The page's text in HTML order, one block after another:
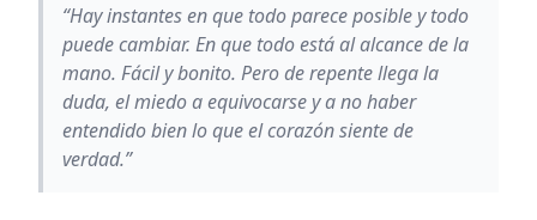
“Hay instantes en que todo parece posible y todo
puede cambiar. En que todo está al alcance de la
mano. Fácil y bonito. Pero de repente llega la
duda, el miedo a equivocarse y a no haber
entendido bien lo que el corazón siente de
verdad.”